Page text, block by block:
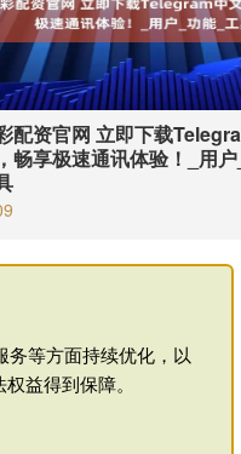
配资官网 立即下载
畅享极速通讯体验！_用户
等方面持续优化，以
益得到保障。